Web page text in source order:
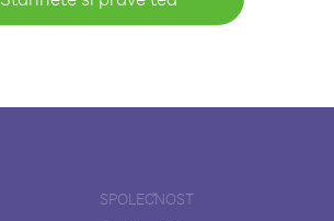
SPOLEČNOST